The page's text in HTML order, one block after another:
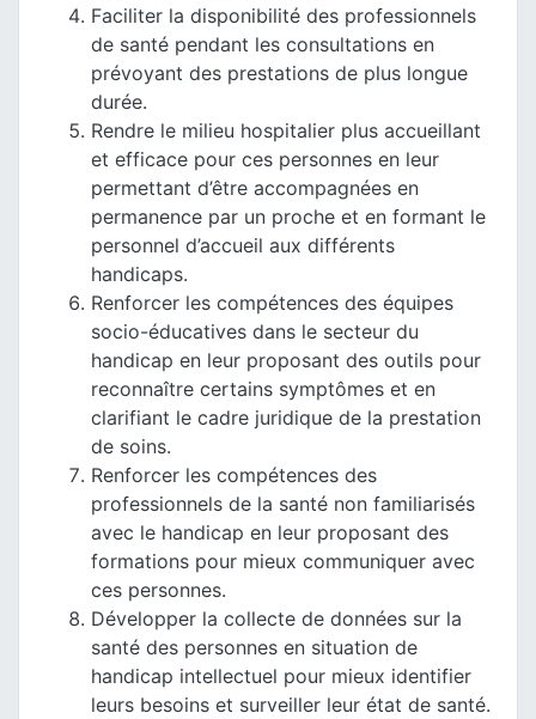
Faciliter la disponibilité des professionnels
de santé pendant les consultations en
prévoyant des prestations de plus longue
durée.
Rendre le milieu hospitalier plus accueillant
et efficace pour ces personnes en leur
permettant d’être accompagnées en
permanence par un proche et en formant le
personnel d’accueil aux différents
handicaps.
Renforcer les compétences des équipes
socio-éducatives dans le secteur du
handicap en leur proposant des outils pour
reconnaître certains symptômes et en
clarifiant le cadre juridique de la prestation
de soins.
Renforcer les compétences des
professionnels de la santé non familiarisés
avec le handicap en leur proposant des
formations pour mieux communiquer avec
ces personnes.
Développer la collecte de données sur la
santé des personnes en situation de
handicap intellectuel pour mieux identifier
leurs besoins et surveiller leur état de santé.